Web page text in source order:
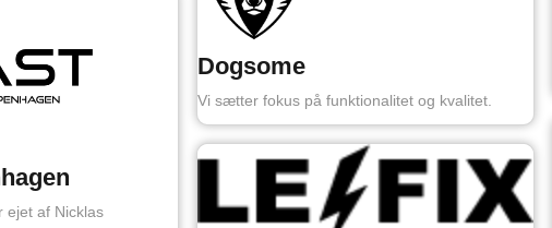
ejet af Nicklas
Dogsome
Vi sætter fokus på funktionalitet og kvalitet.